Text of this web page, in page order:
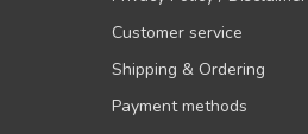
Customer service
Shipping & Ordering
Payment methods